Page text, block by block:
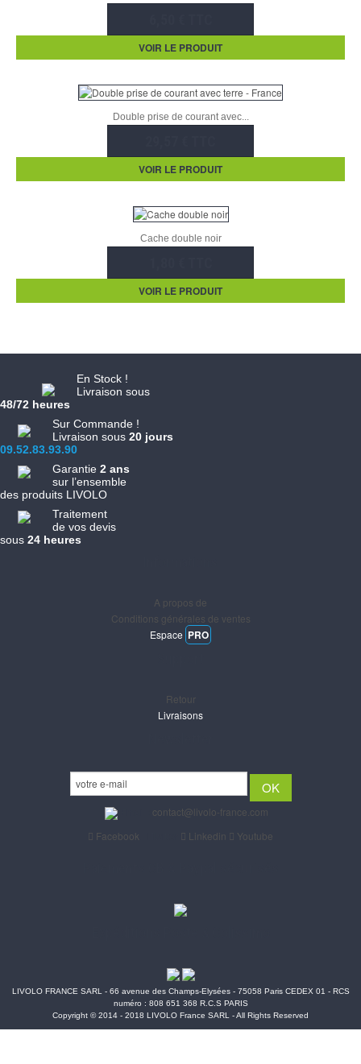
VOIR LE PRODUIT
Double prise de courant avec...
VOIR LE PRODUIT
Cache double noir
VOIR LE PRODUIT
En Stock !
Livraison sous
48/72 heures
Sur Commande !
Livraison sous 20 jours
09.52.83.93.90
Garantie 2 ans
sur l’ensemble
des produits LIVOLO
Traitement
de vos devis
sous 24 heures
A propos de
Conditions générales de ventes
Espace PRO
Retour
Livraisons
contact@livolo-france.com
Facebook
Linkedin Youtube
LIVOLO FRANCE SARL - 66 avenue des Champs-Elysées - 75058 Paris CEDEX 01 - RCS
numéro : 808 651 368 R.C.S PARIS
Copyright © 2014 - 2018 LIVOLO France SARL - All Rights Reserved